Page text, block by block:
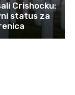
Crishocku:
status za